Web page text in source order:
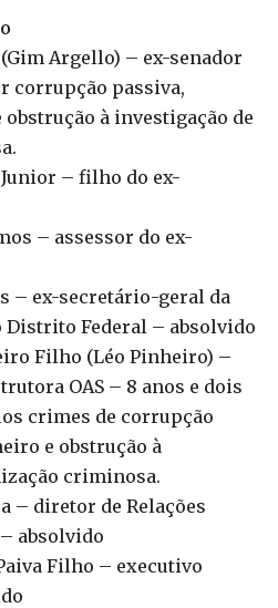
Argello) – ex-senador
corrupção passiva,
à investigação de
– filho do ex-
– assessor do ex-
– ex-secretário-geral da
Distrito Federal – absolvido
Filho (Léo Pinheiro) –
OAS – 8 anos e dois
crimes de corrupção
e obstrução à
criminosa.
– diretor de Relações
absolvido
Filho – executivo